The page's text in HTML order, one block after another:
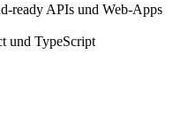
ready APIs und Web-Apps
und TypeScript